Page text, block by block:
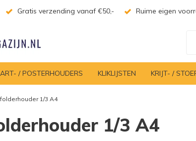
Gratis verzending vanaf €50,- Ruime eigen
/ POSTERHOUDERS KLIKLIJSTEN KRIJT- /
1/3 A4
1/3 A4